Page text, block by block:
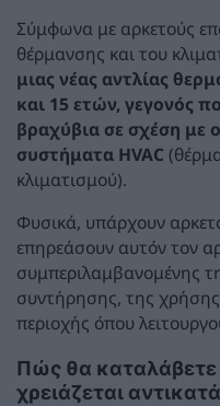
Σύμφωνα με αρκετούς
θέρμανσης και του
μιας νέας αντλίας
και 15 ετών, γεγονός
βραχύβια σε σχέση με
συστήματα HVAC
κλιματισμού).
Φυσικά, υπάρχουν
επηρεάσουν αυτόν τον
συμπεριλαμβανομένης
συντήρησης, της
περιοχής όπου
Πώς θα καταλάβετε
χρειάζεται